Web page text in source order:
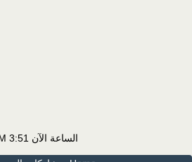
الساعة الآن 3:51 AM